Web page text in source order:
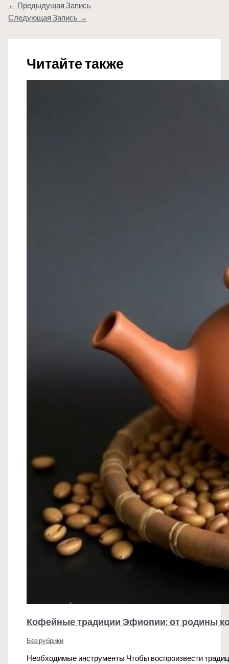
← Предыдущая Запись
Следующая Запись →
Читайте также
Кофейные традиции Эфиопии: от родины
Без рубрики
Необходимые инструменты Чтобы воспроизвести